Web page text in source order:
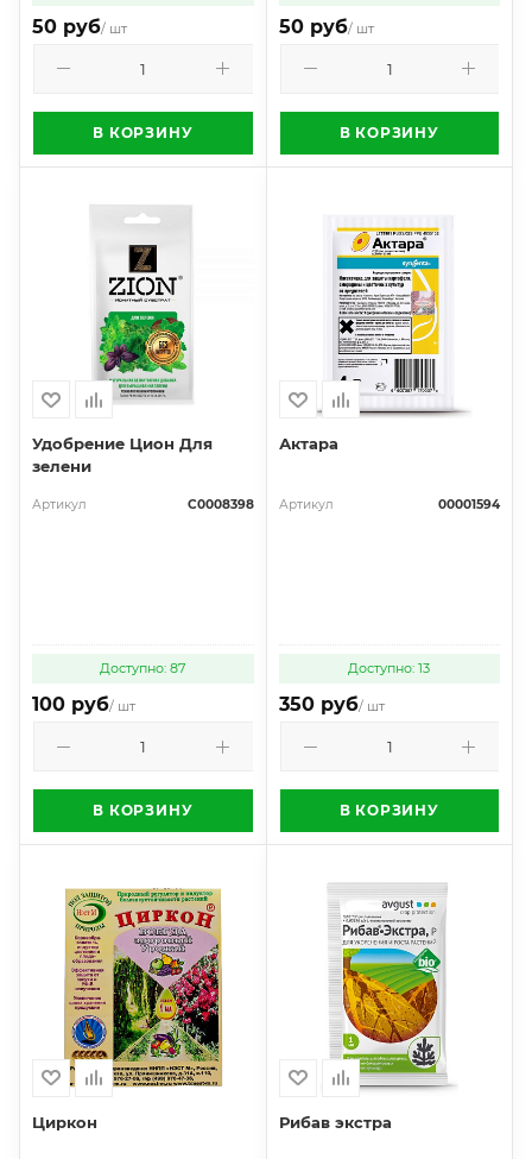
50 руб/ шт
В КОРЗИНУ
50 руб/ шт
В КОРЗИНУ
Удобрение Цион Для
зелени
Артикул С0008398
Доступно: 87
100 руб/ шт
В КОРЗИНУ
Актара
Артикул 00001594
Доступно: 13
350 руб/ шт
В КОРЗИНУ
Циркон Рибав экстра